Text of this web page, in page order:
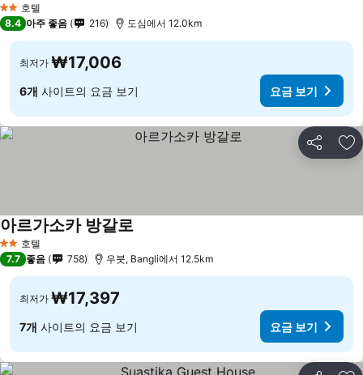
2 성급호텔
8.4 아주 좋음 216 도심에서 12.0km
최저가 ₩17,006
6개 사이트의 요금 보기 요금 보기
공유 즐
2 성급호텔
아르가소카 방갈로
7.7 좋음 758 우붓, Bangli에서 12.5km
최저가 ₩17,397
7개 사이트의 요금 보기 요금 보기